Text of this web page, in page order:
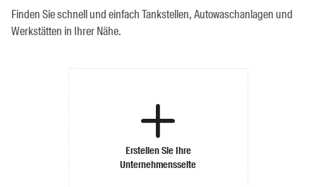
Finden Sie schnell und einfach Tankstellen, Autowaschanlagen und
Werkstätten in Ihrer Nähe.
Erstellen Sie Ihre
Unternehmensseite